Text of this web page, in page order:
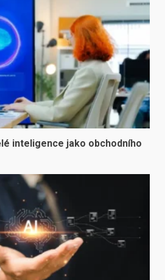
inteligence jako obchodního